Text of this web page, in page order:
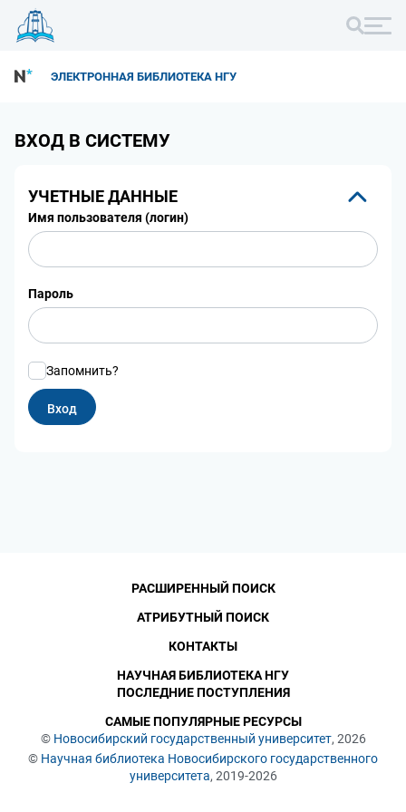
ЭЛЕКТРОННАЯ БИБЛИОТЕКА НГУ
ВХОД В СИСТЕМУ
УЧЕТНЫЕ ДАННЫЕ
Имя пользователя (логин)
Пароль
Запомнить?
© Новосибирский государственный университет, 2026
© Научная библиотека Новосибирского государственного
университета, 2019-2026
РАСШИРЕННЫЙ ПОИСК
АТРИБУТНЫЙ ПОИСК
КОНТАКТЫ
НАУЧНАЯ БИБЛИОТЕКА НГУ
ПОСЛЕДНИЕ ПОСТУПЛЕНИЯ
САМЫЕ ПОПУЛЯРНЫЕ РЕСУРСЫ